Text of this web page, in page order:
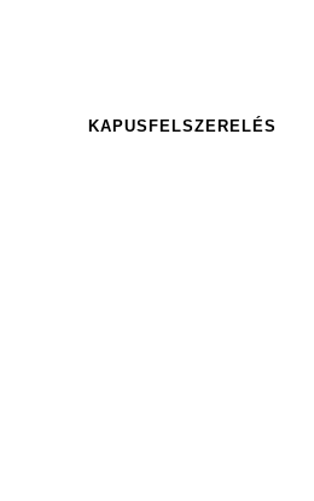
KAPUSFELSZERELÉS